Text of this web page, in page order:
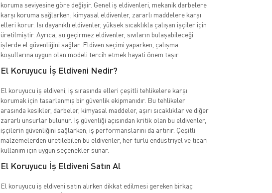
koruma seviyesine göre değişir. Genel iş eldivenleri, mekanik darbelere
karşı koruma sağlarken; kimyasal eldivenler, zararlı maddelere karşı
elleri korur. Isı dayanıklı eldivenler, yüksek sıcaklıkla çalışan işçiler için
üretilmiştir. Ayrıca, su geçirmez eldivenler, sıvıların bulaşabileceği
işlerde el güvenliğini sağlar. Eldiven seçimi yaparken, çalışma
koşullarına uygun olan modeli tercih etmek hayati önem taşır.
El Koruyucu İş Eldiveni Nedir?
El koruyucu iş eldiveni, iş sırasında elleri çeşitli tehlikelere karşı
korumak için tasarlanmış bir güvenlik ekipmanıdır. Bu tehlikeler
arasında kesikler, darbeler, kimyasal maddeler, aşırı sıcaklıklar ve diğer
zararlı unsurlar bulunur. İş güvenliği açısından kritik olan bu eldivenler,
işçilerin güvenliğini sağlarken, iş performanslarını da artırır. Çeşitli
malzemelerden üretilebilen bu eldivenler, her türlü endüstriyel ve ticari
kullanım için uygun seçenekler sunar.
El Koruyucu İş Eldiveni Satın Al
El koruyucu iş eldiveni satın alırken dikkat edilmesi gereken birkaç